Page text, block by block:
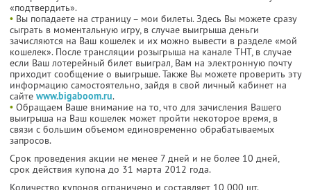
«подтвердить».
• Вы попадаете на страницу – мои билеты. Здесь Вы можете сразу
сыграть в моментальную игру, в случае выигрыша деньги
зачисляются на Ваш кошелек и их можно вывести в разделе «мой
кошелек». После трансляции розыгрыша на канале ТНТ, в случае
если Ваш лотерейный билет выиграл, Вам на электронную почту
приходит сообщение о выигрыше. Также Вы можете проверить эту
информацию самостоятельно, зайдя в свой личный кабинет на
сайте www.bigaboom.ru.
• Обращаем Ваше внимание на то, что для зачисления Вашего
выигрыша на Ваш кошелек может пройти некоторое время, в
связи с большим объемом единовременно обрабатываемых
запросов.
Срок проведения акции не менее 7 дней и не более 10 дней,
срок действия купона до 31 марта 2012 года.
Количество купонов ограничено и составляет 10 000 шт.